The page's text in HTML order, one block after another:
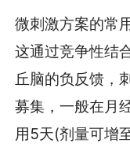
微刺激方案的常
这通过竞争性结
丘脑的负反馈，
募集，一般在月
用5天(剂量可增